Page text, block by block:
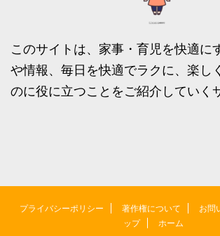
このサイトは、家事・育児を快適に
や情報、毎日を快適でラクに、楽し
のに役に立つことをご紹介していく
プライバシーポリシー 著作権について お問
ップ
ホーム